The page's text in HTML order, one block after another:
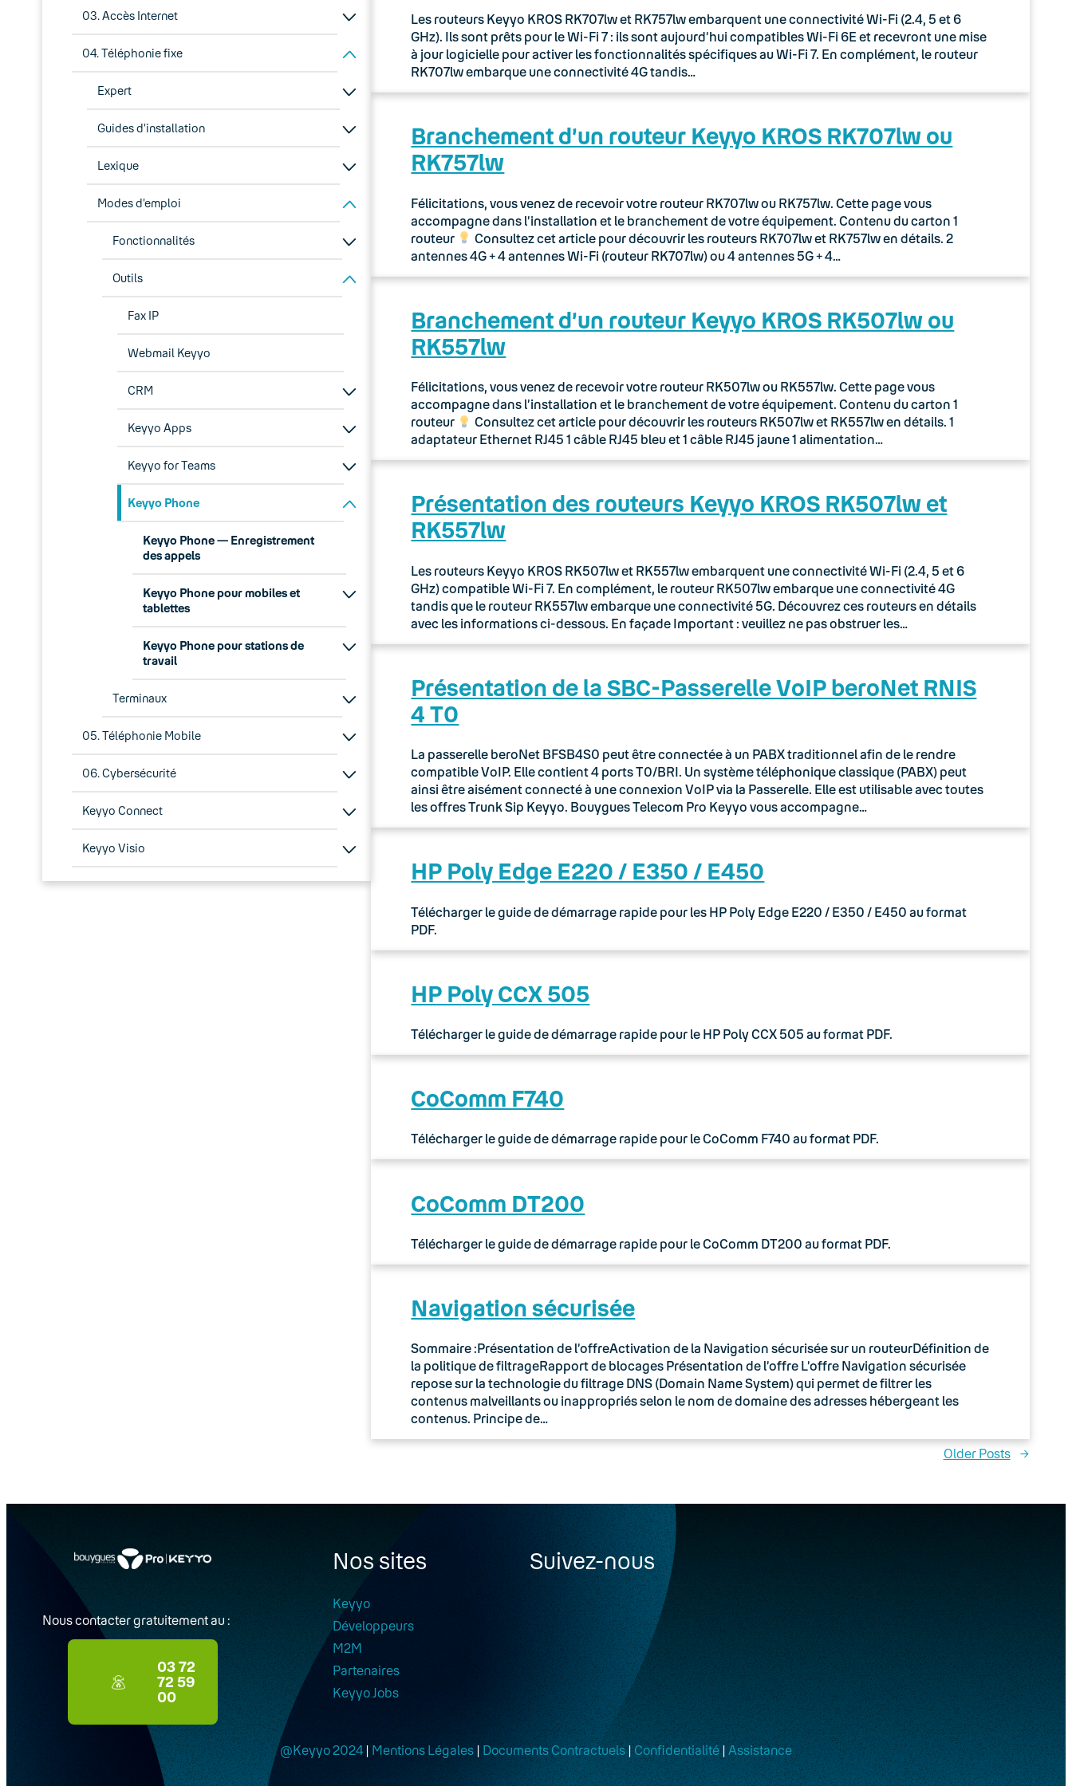
03. Accès Internet
04. Téléphonie fixe
Expert
Guides d’installation
Lexique
Modes d’emploi
Fonctionnalités
Outils
Fax IP
Webmail Keyyo
CRM
Keyyo Apps
Keyyo for Teams
Keyyo Phone
Keyyo Phone — Enregistrement
des appels
Keyyo Phone pour mobiles et
tablettes
Keyyo Phone pour stations de
travail
Terminaux
05. Téléphonie Mobile
06. Cybersécurité
Keyyo Connect
Keyyo Visio
Les routeurs Keyyo KROS RK707lw et RK757lw embarquent une connectivité Wi-Fi (2.4, 5 et 6
GHz). Ils sont prêts pour le Wi-Fi 7 : ils sont aujourd’hui compatibles Wi-Fi 6E et recevront une mise
à jour logicielle pour activer les fonctionnalités spécifiques au Wi-Fi 7. En complément, le routeur
RK707lw embarque une connectivité 4G tandis…
Branchement d’un routeur Keyyo KROS RK707lw ou
RK757lw
Félicitations, vous venez de recevoir votre routeur RK707lw ou RK757lw. Cette page vous
accompagne dans l’installation et le branchement de votre équipement. Contenu du carton 1
routeur
Consultez cet article pour découvrir les routeurs RK707lw et RK757lw en détails. 2
antennes 4G + 4 antennes Wi-Fi (routeur RK707lw) ou 4 antennes 5G + 4…
Branchement d’un routeur Keyyo KROS RK507lw ou
RK557lw
Félicitations, vous venez de recevoir votre routeur RK507lw ou RK557lw. Cette page vous
accompagne dans l’installation et le branchement de votre équipement. Contenu du carton 1
routeur
Consultez cet article pour découvrir les routeurs RK507lw et RK557lw en détails. 1
adaptateur Ethernet RJ45 1 câble RJ45 bleu et 1 câble RJ45 jaune 1 alimentation…
Présentation des routeurs Keyyo KROS RK507lw et
RK557lw
Les routeurs Keyyo KROS RK507lw et RK557lw embarquent une connectivité Wi-Fi (2.4, 5 et 6
GHz) compatible Wi-Fi 7. En complément, le routeur RK507lw embarque une connectivité 4G
tandis que le routeur RK557lw embarque une connectivité 5G. Découvrez ces routeurs en détails
avec les informations ci-dessous. En façade Important : veuillez ne pas obstruer les…
Présentation de la SBC-Passerelle VoIP beroNet RNIS
4 T0
La passerelle beroNet BFSB4S0 peut être connectée à un PABX traditionnel afin de le rendre
compatible VoIP. Elle contient 4 ports T0/BRI. Un système téléphonique classique (PABX) peut
ainsi être aisément connecté à une connexion VoIP via la Passerelle. Elle est utilisable avec toutes
les offres Trunk Sip Keyyo. Bouygues Telecom Pro Keyyo vous accompagne…
HP Poly Edge E220 / E350 / E450
Télécharger le guide de démarrage rapide pour les HP Poly Edge E220 / E350 / E450 au format
PDF.
HP Poly CCX 505
Télécharger le guide de démarrage rapide pour le HP Poly CCX 505 au format PDF.
CoComm F740
Télécharger le guide de démarrage rapide pour le CoComm F740 au format PDF.
CoComm DT200
Télécharger le guide de démarrage rapide pour le CoComm DT200 au format PDF.
Navigation sécurisée
Sommaire :Présentation de l’offreActivation de la Navigation sécurisée sur un routeurDéfinition de
la politique de filtrageRapport de blocages Présentation de l’offre L’offre Navigation sécurisée
repose sur la technologie du filtrage DNS (Domain Name System) qui permet de filtrer les
contenus malveillants ou inappropriés selon le nom de domaine des adresses hébergeant les
contenus. Principe de…
Older Posts →
Nous contacter gratuitement au :
03 72
72 59
00
Nos sites
Keyyo
Développeurs
M2M
Partenaires
Keyyo Jobs
Suivez-nous
@Keyyo 2024| Mentions Légales | Documents Contractuels|Confidentialité|Assistance